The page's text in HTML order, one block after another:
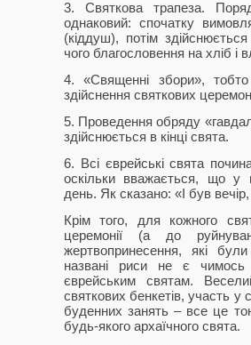
3. Святкова трапеза.
однаковий: спочатку
(кіддуш), потім
чого благословення на хліб і
4. «Священні збори»,
здійснення святкових
5. Проведення обряду
здійснюється в кінці свята.
6. Всі єврейські свята
оскільки вважається, що у
день. Як сказано: «І був
Крім того, для кожного
церемонії (а до
жертвопринесення, які
названі риси не є чимось
єврейським святам.
святкових бенкетів, участь
буденних занять – все це
будь-якого архаїчного свята.